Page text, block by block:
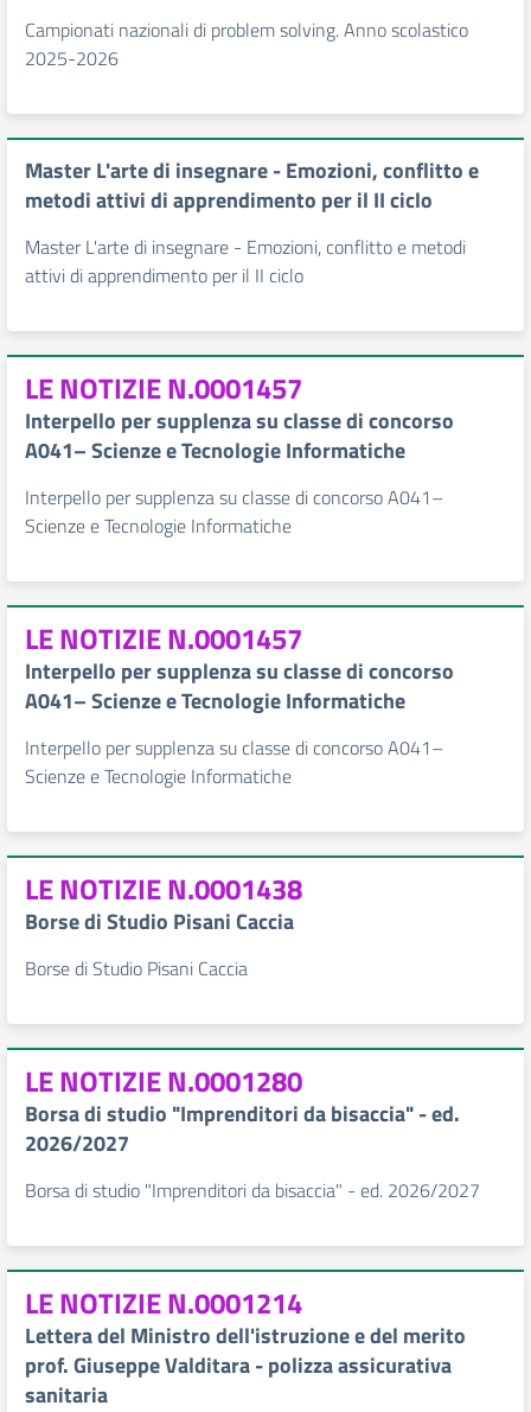
Campionati nazionali di problem solving. Anno scolastico
2025-2026
Master L'arte di insegnare - Emozioni, conflitto e
metodi attivi di apprendimento per il II ciclo
Master L'arte di insegnare - Emozioni, conflitto e metodi
attivi di apprendimento per il II ciclo
LE NOTIZIE N.0001457
Interpello per supplenza su classe di concorso
A041– Scienze e Tecnologie Informatiche
Interpello per supplenza su classe di concorso A041–
Scienze e Tecnologie Informatiche
LE NOTIZIE N.0001457
Interpello per supplenza su classe di concorso
A041– Scienze e Tecnologie Informatiche
Interpello per supplenza su classe di concorso A041–
Scienze e Tecnologie Informatiche
LE NOTIZIE N.0001438
Borse di Studio Pisani Caccia
Borse di Studio Pisani Caccia
LE NOTIZIE N.0001280
Borsa di studio "Imprenditori da bisaccia" - ed.
2026/2027
Borsa di studio "Imprenditori da bisaccia" - ed. 2026/2027
LE NOTIZIE N.0001214
Lettera del Ministro dell'istruzione e del merito
prof. Giuseppe Valditara - polizza assicurativa
sanitaria